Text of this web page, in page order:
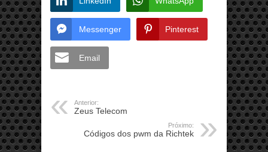
Messenger Pinterest
Email
Anterior:
Zeus Telecom
Próximo:
Códigos dos pwm da Richtek